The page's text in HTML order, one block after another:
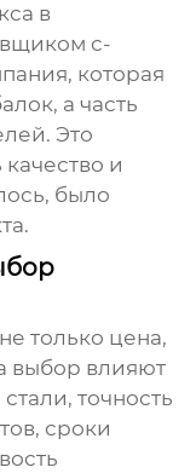
в
с-
которая
а часть
Это
и
было
только цена,
выбор влияют
точность
сроки